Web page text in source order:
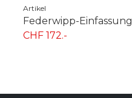
Artikel
Federwipp-Einfassung
CHF 172.-